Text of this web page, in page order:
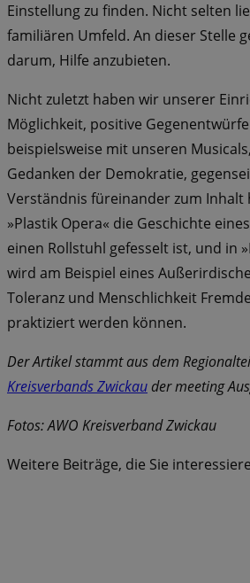
Einstellung zu finden. Nicht selten
familiären Umfeld. An dieser Stelle
darum, Hilfe anzubieten.
Nicht zuletzt haben wir unserer
Möglichkeit, positive
beispielsweise mit unseren
Gedanken der Demokratie,
Verständnis füreinander zum Inhalt
»Plastik Opera« die Geschichte
einen Rollstuhl gefesselt ist, und in
wird am Beispiel eines
Toleranz und Menschlichkeit
praktiziert werden können.
Der Artikel stammt aus dem
Kreisverbands Zwickau der meeting
Fotos: AWO Kreisverband Zwickau
Weitere Beiträge, die Sie